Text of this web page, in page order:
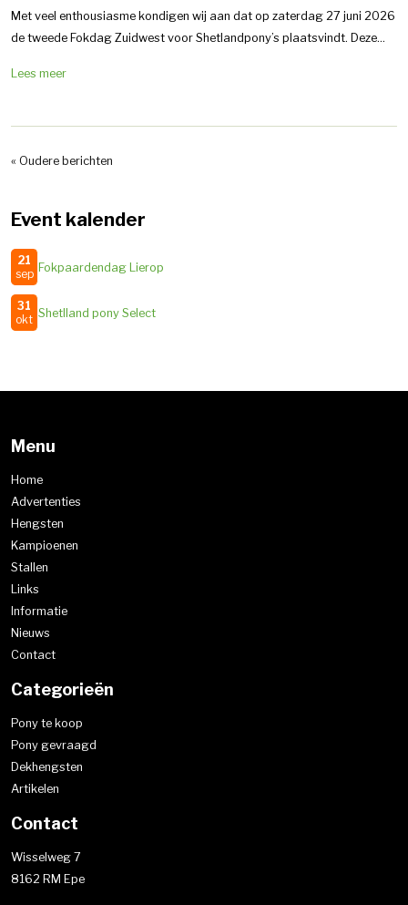
Met veel enthousiasme kondigen wij aan dat op zaterdag 27 juni 2026
de tweede Fokdag Zuidwest voor Shetlandpony’s plaatsvindt. Deze...
Lees meer
« Oudere berichten
Event kalender
21
sep Fokpaardendag Lierop
31
okt Shetlland pony Select
Menu
Home
Advertenties
Hengsten
Kampioenen
Stallen
Links
Informatie
Nieuws
Contact
Categorieën
Pony te koop
Pony gevraagd
Dekhengsten
Artikelen
Contact
Wisselweg 7
8162 RM Epe